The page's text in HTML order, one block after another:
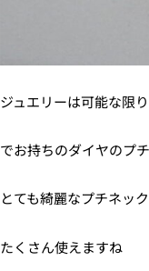
ジュエリーは可能な限
でお持ちのダイヤのプ
とても綺麗なプチネッ
たくさん使えますね